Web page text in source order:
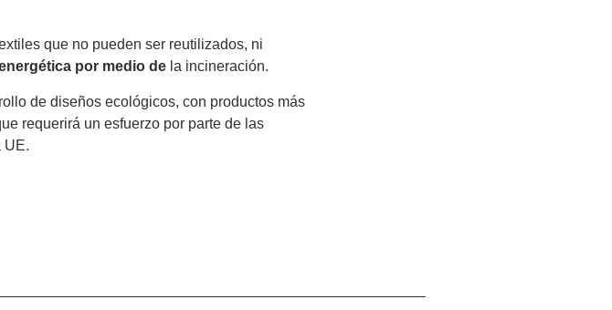
que no pueden ser reutilizados, ni
por medio de la incineración.
de diseños ecológicos, con productos más
requerirá un esfuerzo por parte de las
UE.